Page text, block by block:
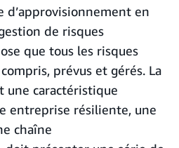
d’approvisionnement en
de risques
que tous les risques
prévus et gérés. La
une caractéristique
entreprise résiliente, une
chaîne